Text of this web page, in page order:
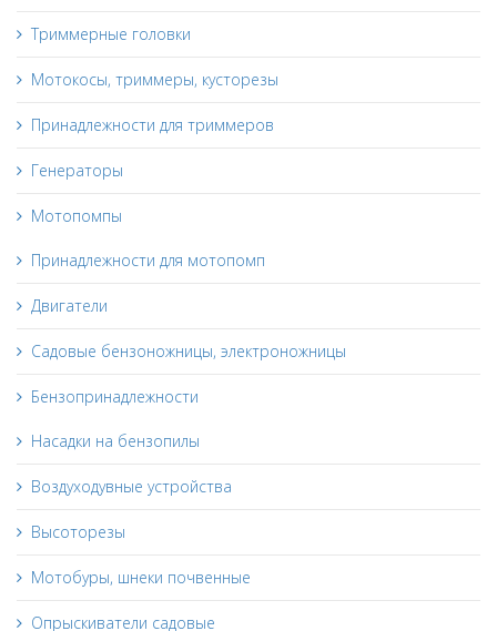
Триммерные головки
Мотокосы, триммеры, кусторезы
Принадлежности для триммеров
Генераторы
Мотопомпы
Принадлежности для мотопомп
Двигатели
Садовые бензоножницы, электроножницы
Бензопринадлежности
Насадки на бензопилы
Воздуходувные устройства
Высоторезы
Мотобуры, шнеки почвенные
Опрыскиватели садовые